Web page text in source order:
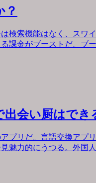
？
検索機能はなく、スワ
課金がブーストだ。ブ
会い厨はでき
プリだ。言語交換アプ
魅力的にうつる。外国